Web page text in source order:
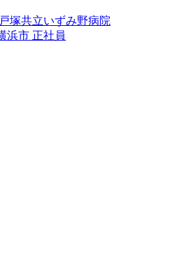
塚共立いずみ野病院
浜市 正社員